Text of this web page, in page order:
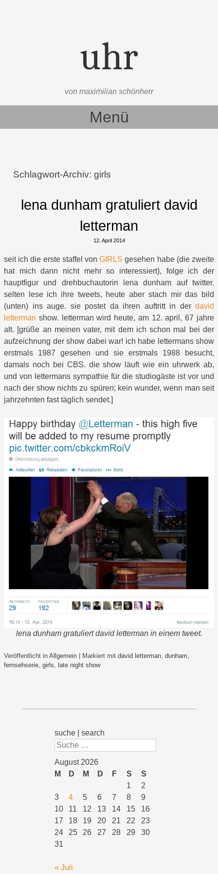
uhr
von maximilian schönherr
Menü
Schlagwort-Archiv:girls
lena dunham gratuliert david
letterman
12. April 2014
seit ich die erste staffel vonGIRLS gesehen habe (die zweite
hat mich dann nicht mehr so interessiert), folge ich der
hauptfigur und drehbuchautorin lena dunham auf twitter.
selten lese ich ihre tweets, heute aber stach mir das bild
(unten) ins auge. sie postet da ihren auftritt in der david
letterman show. letterman wird heute, am 12. april, 67 jahre
alt. [grüße an meinen vater, mit dem ich schon mal bei der
aufzeichnung der show dabei war! ich habe lettermans show
erstmals 1987 gesehen und sie erstmals 1988 besucht,
damals noch bei CBS. die show läuft wie ein uhrwerk ab,
und von lettermans sympathie für die studiogäste ist vor und
nach der show nichts zu spüren; kein wunder, wenn man seit
jahrzehnten fast täglich sendet.]
lena dunham gratuliert david letterman in einem tweet.
Veröffentlicht in Allgemein Markiert mit david letterman, dunham,
fernsehserie, girls, late night show
suche | search
Suchen
August 2026
M
D M D F S
S
1
2
3
4 5 6 7 8
9
10
11 12 13 14 15
16
17
18 19 20 21 22
23
24
25 26 27 28 29
30
31
« Juli